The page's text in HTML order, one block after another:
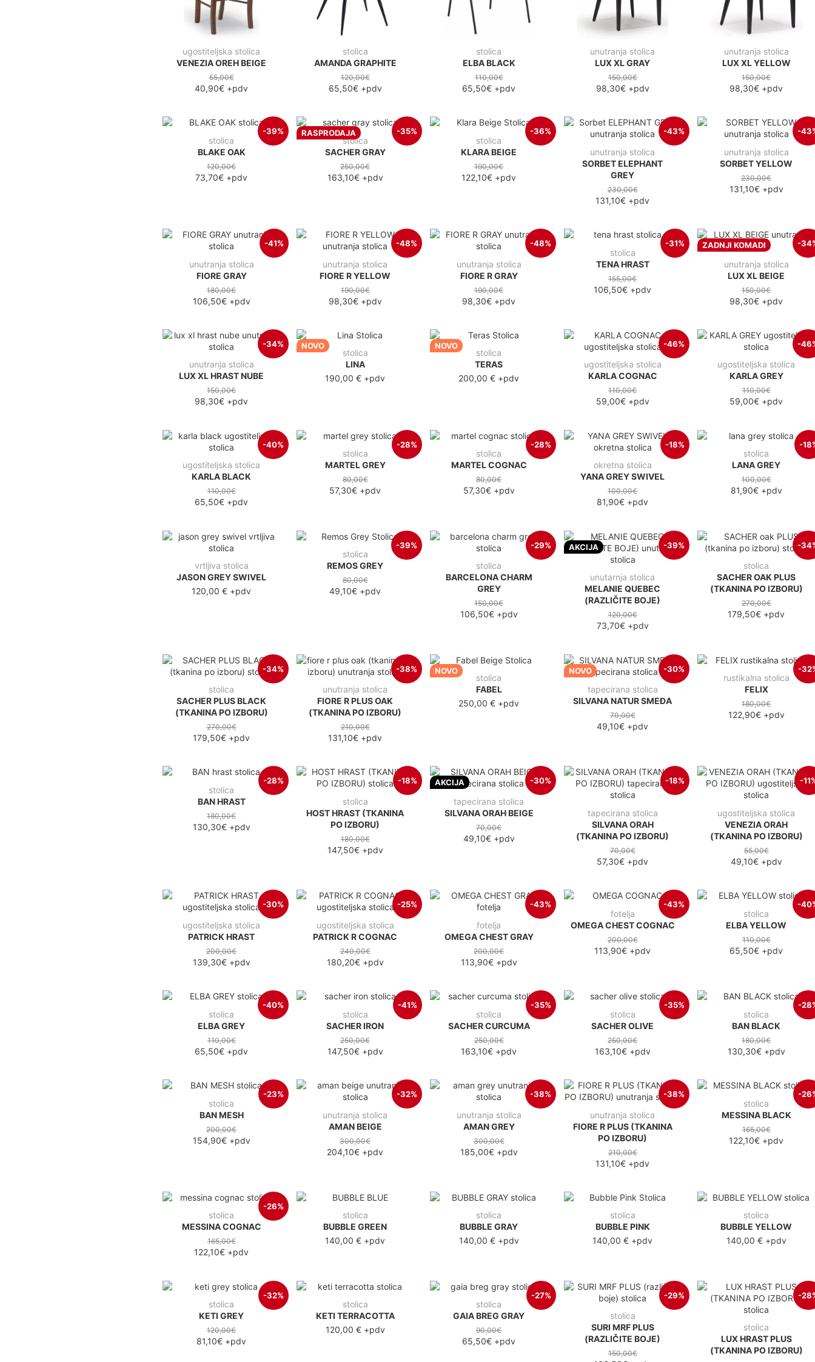
ugostiteljska stolica
VENEZIA OREH BEIGE
55,00€
40,90€ +pdv
stolica
AMANDA GRAPHITE
120,00€
65,50€+pdv
stolica
ELBA BLACK
110,00€
65,50€ +pdv
unutranja stolica
LUX XL GRAY
150,00€
98,30€+pdv
unutranja stolica
LUX XL YELLOW
150,00€
98,30€ +pdv
-39%
stolica
BLAKE OAK
120,00€
73,70€ +pdv
RASPRODAJA -35%
stolica
SACHER GRAY
250,00€
163,10€+pdv
-36%
stolica
KLARA BEIGE
190,00€
122,10€ +pdv
-43%
unutranja stolica
SORBET ELEPHANT
GREY
230,00€
131,10€ +pdv
-
unutranja stolica
SORBET YELLOW
230,00€
131,10€+pdv
-41%
unutranja stolica
FIORE GRAY
180,00€
106,50€+pdv
-48%
unutranja stolica
FIORE R YELLOW
190,00€
98,30€+pdv
-48%
unutranja stolica
FIORE R GRAY
190,00€
98,30€ +pdv
-31%
stolica
TENA HRAST
155,00€
106,50€ +pdv
ZADNJI KOMADI -
unutranja stolica
LUX XL BEIGE
150,00€
98,30€ +pdv
-34%
unutranja stolica
LUX XL HRAST NUBE
150,00€
98,30€ +pdv
NOVO
stolica
LINA
190,00 € +pdv
NOVO
stolica
TERAS
200,00 € +pdv
-46%
ugostiteljska stolica
KARLA COGNAC
110,00€
59,00€+pdv
-
ugostiteljska stolica
KARLA GREY
110,00€
59,00€ +pdv
-40%
ugostiteljska stolica
KARLA BLACK
110,00€
65,50€ +pdv
-28%
stolica
MARTEL GREY
80,00€
57,30€ +pdv
-28%
stolica
MARTEL COGNAC
80,00€
57,30€+pdv
-18%
okretna stolica
YANA GREY SWIVEL
100,00€
81,90€ +pdv
-
stolica
LANA GREY
100,00€
81,90€+pdv
vrtljiva stolica
JASON GREY SWIVEL
120,00 € +pdv
-39%
stolica
REMOS GREY
80,00€
49,10€ +pdv
-29%
stolica
BARCELONA CHARM
GREY
150,00€
106,50€+pdv
AKCIJA -39%
unutarnja stolica
MELANIE QUEBEC
(RAZLIČITE BOJE)
120,00€
73,70€+pdv
-
stolica
SACHER OAK PLUS
(TKANINA PO IZBORU)
270,00€
179,50€ +pdv
-34%
stolica
SACHER PLUS BLACK
(TKANINA PO IZBORU)
270,00€
179,50€ +pdv
-38%
unutranja stolica
FIORE R PLUS OAK
(TKANINA PO IZBORU)
210,00€
131,10€ +pdv
NOVO
stolica
FABEL
250,00 € +pdv
NOVO -30%
tapecirana stolica
SILVANA NATUR SMEĐA
70,00€
49,10€ +pdv
-
rustikalna stolica
FELIX
180,00€
122,90€+pdv
-28%
stolica
BAN HRAST
180,00€
130,30€+pdv
-18%
stolica
HOST HRAST (TKANINA
PO IZBORU)
180,00€
147,50€+pdv
AKCIJA -30%
tapecirana stolica
SILVANA ORAH BEIGE
70,00€
49,10€+pdv
-18%
tapecirana stolica
SILVANA ORAH
(TKANINA PO IZBORU)
70,00€
57,30€ +pdv
-
ugostiteljska stolica
VENEZIA ORAH
(TKANINA PO IZBORU)
55,00€
49,10€+pdv
-30%
ugostiteljska stolica
PATRICK HRAST
200,00€
139,30€+pdv
-25%
ugostiteljska stolica
PATRICK R COGNAC
240,00€
180,20€+pdv
-43%
fotelja
OMEGA CHEST GRAY
200,00€
113,90€+pdv
-43%
fotelja
OMEGA CHEST COGNAC
200,00€
113,90€ +pdv
-
stolica
ELBA YELLOW
110,00€
65,50€ +pdv
-40%
stolica
ELBA GREY
110,00€
65,50€ +pdv
-41%
stolica
SACHER IRON
250,00€
147,50€+pdv
-35%
stolica
SACHER CURCUMA
250,00€
163,10€ +pdv
-35%
stolica
SACHER OLIVE
250,00€
163,10€+pdv
-
stolica
BAN BLACK
180,00€
130,30€+pdv
-23%
stolica
BAN MESH
200,00€
154,90€+pdv
-32%
unutranja stolica
AMAN BEIGE
300,00€
204,10€ +pdv
-38%
unutranja stolica
AMAN GREY
300,00€
185,00€+pdv
-38%
unutranja stolica
FIORE R PLUS (TKANINA
PO IZBORU)
210,00€
131,10€ +pdv
-
stolica
MESSINA BLACK
165,00€
122,10€ +pdv
-26%
stolica
MESSINA COGNAC
165,00€
122,10€ +pdv
stolica
BUBBLE GREEN
140,00 € +pdv
stolica
BUBBLE GRAY
140,00 €+pdv
stolica
BUBBLE PINK
140,00 € +pdv
stolica
BUBBLE YELLOW
140,00 €+pdv
-32%
stolica
KETI GREY
120,00€
81,10€ +pdv
stolica
KETI TERRACOTTA
120,00 €+pdv
-27%
stolica
GAIA BREG GRAY
90,00€
65,50€ +pdv
-29%
stolica
SURI MRF PLUS
(RAZLIČITE BOJE)
150,00€
-
stolica
LUX HRAST PLUS
(TKANINA PO IZBORU)